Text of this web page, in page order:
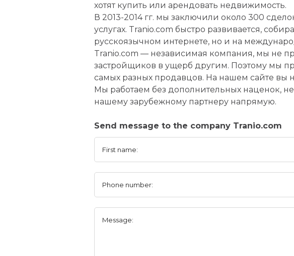
хотят купить или арендовать недвижимость.
В 2013-2014 гг. мы заключили около 300
услугах. Tranio.com быстро развивается,
русскоязычном интернете, но и на
Tranio.com — независимая компания, мы не
застройщиков в ущерб другим. Поэтому мы
самых разных продавцов. На нашем сайте вы
Мы работаем без дополнительных наценок,
нашему зарубежному партнеру напрямую.
Send message to the company Tranio.com
First name:
Phone number:
Message: